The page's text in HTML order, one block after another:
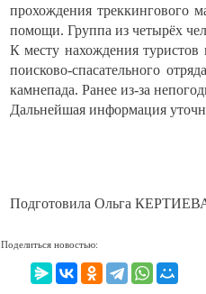
прохождения треккингового
помощи. Группа из четырёх
К месту нахождения туристов
поисково-спасательного
камнепада. Ранее из-за
Дальнейшая информация
Подготовила Ольга
Поделиться новостью: